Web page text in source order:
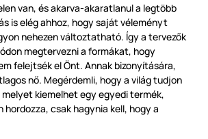
van, és akarva-akaratlanul a legtöbb
is elég ahhoz, hogy saját véleményt
nehezen változtatható. Így a tervezők
megtervezni a formákat, hogy
felejtsék el Önt. Annak bizonyítására,
nő. Megérdemli, hogy a világ tudjon
melyet kiemelhet egy egyedi termék,
hordozza, csak hagynia kell, hogy a